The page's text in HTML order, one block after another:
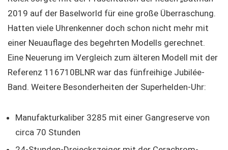
2019 auf der Baselworld für eine große Überraschung.
Hatten viele Uhrenkenner doch schon nicht mehr mit
einer Neuauflage des begehrten Modells gerechnet.
Eine Neuerung im Vergleich zum älteren Modell mit der
Referenz 116710BLNR war das fünfreihige Jubilée-
Band. Weitere Besonderheiten der Superhelden-Uhr:
Manufakturkaliber 3285 mit einer Gangreserve von
circa 70 Stunden